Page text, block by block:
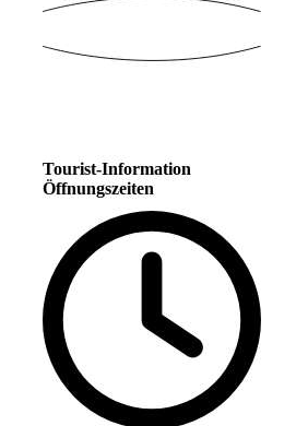
Tourist-Information
Öffnungszeiten